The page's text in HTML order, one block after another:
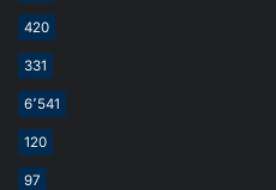
420
331
6٬541
120
97